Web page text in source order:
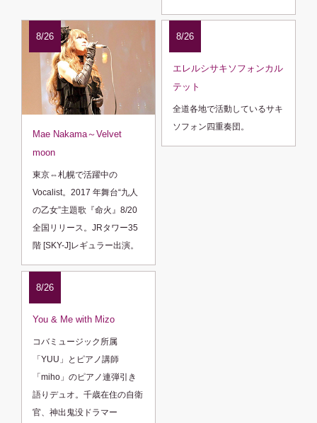
8/26
Mae Nakama～Velvet
moon
東京⇔札幌で活躍中の
Vocalist。2017 年舞台“九人
の乙女”主題歌『命火』8/20
全国リリース。JRタワー35
階 [SKY-J]レギュラー出演。
8/26
エレルシサキソフォンカル
テット
全道各地で活動しているサキ
ソフォン四重奏団。
8/26
You & Me with Mizo
コバミュージック所属
「YUU」とピアノ講師
「miho」のピアノ連弾引き
語りデュオ。千歳在住の自衛
官、神出鬼没ドラマー